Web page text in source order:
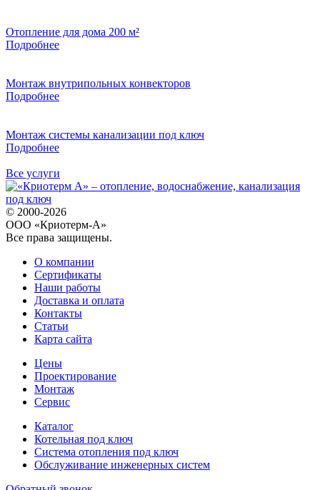
Отопление для дома 200 м²
Подробнее
Монтаж внутрипольных конвекторов
Подробнее
Монтаж системы канализации под ключ
Подробнее
Все услуги
© 2000-2026
ООО «Криотерм-А»
Все права защищены.
О компании
Сертификаты
Наши работы
Доставка и оплата
Контакты
Статьи
Карта сайта
Цены
Проектирование
Монтаж
Сервис
Каталог
Котельная под ключ
Система отопления под ключ
Обслуживание инженерных систем